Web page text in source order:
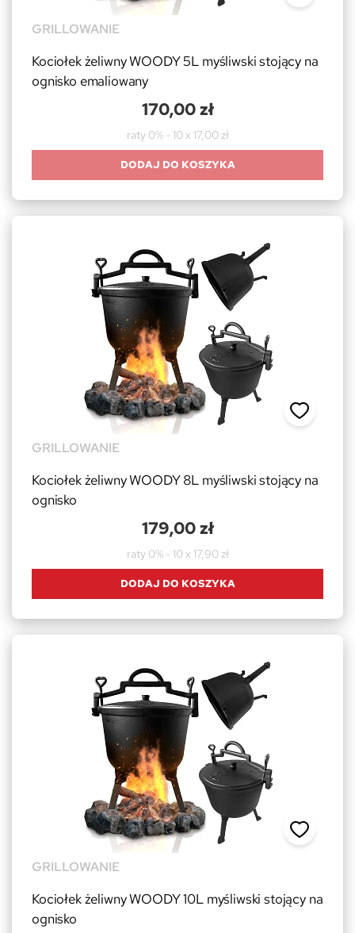
GRILLOWANIE
Kociołek żeliwny WOODY 5L myśliwski stojący na
ognisko emaliowany
170,00 zł
raty 0% - 10 x 17,00 zł
DODAJ DO KOSZYKA
GRILLOWANIE
Kociołek żeliwny WOODY 8L myśliwski stojący na
ognisko
179,00 zł
raty 0% - 10 x 17,90 zł
DODAJ DO KOSZYKA
GRILLOWANIE
Kociołek żeliwny WOODY 10L myśliwski stojący na
ognisko